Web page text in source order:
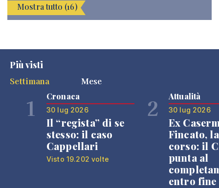
Mostra tutto (16)
Più visti
Settimana
Mese
1 Cronaca
30 lug 2026
Il “regista” di se
stesso: il caso
Cappellari
Visto 19.202 volte
2 Attualità
30 lug 2026
Ex
Fincato,
corso: il
punta al
entro fine